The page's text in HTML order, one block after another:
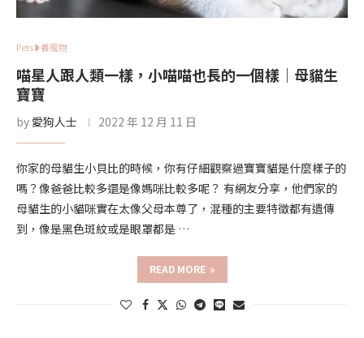
Pets❥養寵物
喵星人跟人類一樣，小喵喵也長的一個樣｜母貓生
寶寶
by 愛狗人士 2022 年 12 月 11 日
你家的母貓生小貝比的時候，你有仔細觀察過寶寶貓是什麼樣子的
嗎？像爸爸比較多還是像媽咪比較多呢？ 有網友分享，他們家的
母貓生的小貓咪實在太像父母本尊了，混種的主要特徵都有遺傳
到，像是黑色斑紋或是眼罩都是 …
READ MORE